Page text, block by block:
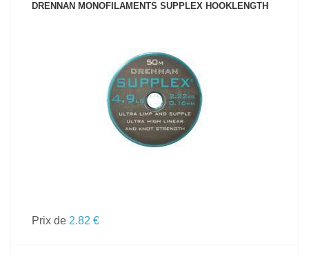
DRENNAN MONOFILAMENTS SUPPLEX HOOKLENGTH
VOIR LE PRODUIT
Prix de 2.82 €